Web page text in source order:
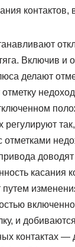
Включив и
делают
регулируют
отметками
касания
путем
и
контактах